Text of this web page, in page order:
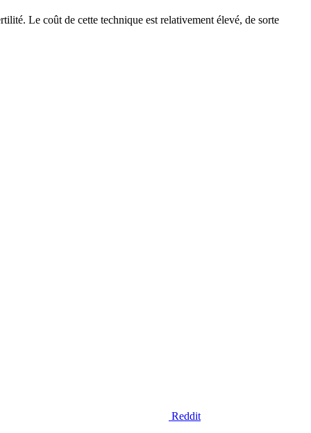
Le coût de cette technique est relativement élevé, de sorte
Reddit